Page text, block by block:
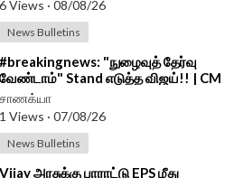
store/....apps/details?id=
6 Views · 08/08/26
News Bulletins
⁣#breakingnews: "நுழைவுத் தேர்வு
வேண்டாம்" Stand எடுத்த விஜய்!! | CM
Vijay Letter To PM Modi
சாணக்யா
1 Views · 07/08/26
News Bulletins
⁣Vijay அரசுக்கு பாராட்டு EPS மீது